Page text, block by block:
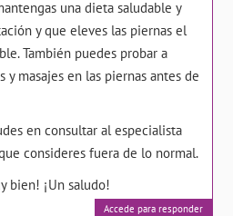
una dieta saludable y
y que eleves las piernas el
También puedes probar a
y masajes en las piernas antes de
en consultar al especialista
consideres fuera de lo normal.
bien! ¡Un saludo!
Accede para responder